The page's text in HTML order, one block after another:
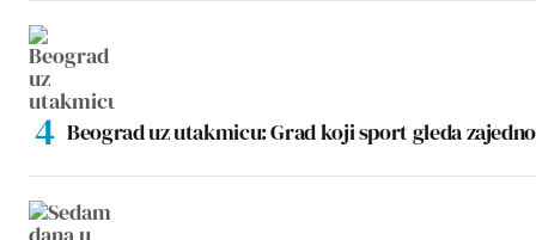
Beograd uz utakmicu: Grad koji sport gleda zajedno